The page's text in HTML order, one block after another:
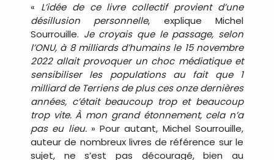
« L’idée de ce livre collectif provient d’une
désillusion personnelle, explique Michel
Sourrouille. Je croyais que le passage, selon
l’ONU, à 8 milliards d’humains le 15 novembre
2022 allait provoquer un choc médiatique et
sensibiliser les populations au fait que 1
milliard de Terriens de plus ces onze dernières
années, c’était beaucoup trop et beaucoup
trop vite. À mon grand étonnement, cela n’a
pas eu lieu.» Pour autant, Michel Sourrouille,
auteur de nombreux livres de référence sur le
sujet, ne s’est pas découragé, bien au